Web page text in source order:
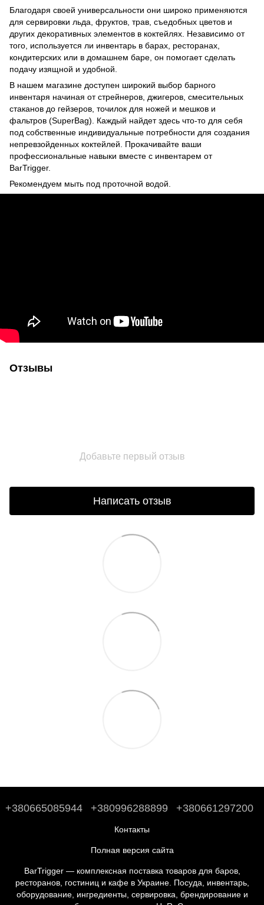
Благодаря своей универсальности они широко применяются
для сервировки льда, фруктов, трав, съедобных цветов и
других декоративных элементов в коктейлях. Независимо от
того, используется ли инвентарь в барах, ресторанах,
кондитерских или в домашнем баре, он помогает сделать
подачу изящной и удобной.
В нашем магазине доступен широкий выбор барного
инвентаря начиная от стрейнеров, джигеров, смесительных
стаканов до гейзеров, точилок для ножей и мешков и
фальтров (SuperBag). Каждый найдет здесь что-то для себя
под собственные индивидуальные потребности для создания
непревзойденных коктейлей. Прокачивайте ваши
профессиональные навыки вместе с инвентарем от
BarTrigger.
Рекомендуем мыть под проточной водой.
Отзывы
Добавьте первый отзыв
Написать отзыв
+380665085944 +380996288899 +380661297200
Контакты
Полная версия сайта
BarTrigger — комплексная поставка товаров для баров,
ресторанов, гостиниц и кафе в Украине. Посуда, инвентарь,
оборудование, ингредиенты, сервировка, брендирование и